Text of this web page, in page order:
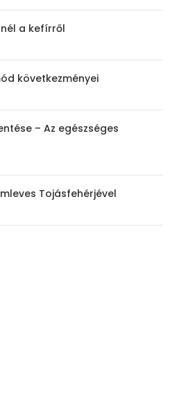
a kefírről
következményei
– Az egészséges
Tojásfehérjével